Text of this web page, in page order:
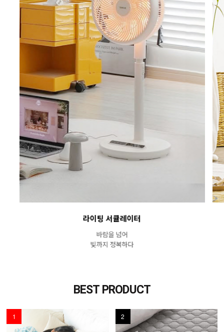
라이팅 서큘레이터
바람을 넘어
빛까지 정복하다
BEST PRODUCT
1 2